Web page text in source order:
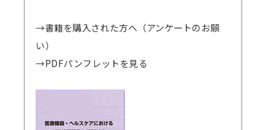
FAQ/問い合わせ先
お申し込み・振込要領
商品企画リクエスト
→書籍を購入された方へ（アンケートのお願
い）
→PDFパンフレットを見る